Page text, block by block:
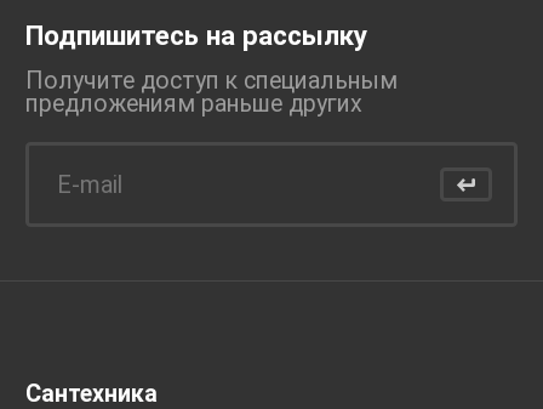
Подпишитесь на рассылку
Получите доступ к специальным
предложениям раньше других
Сантехника